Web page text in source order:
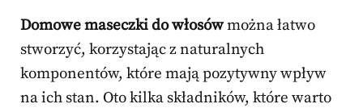
Domowe maseczki do włosówmożna łatwo
stworzyć, korzystając z naturalnych
komponentów, które mają pozytywny wpływ
na ich stan. Oto kilka składników, które warto